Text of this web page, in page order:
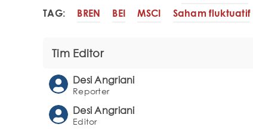
TAG: BREN BEI MSCI Saham fluktuatif
Tim Editor
Desi Angriani
Reporter
Desi Angriani
Editor